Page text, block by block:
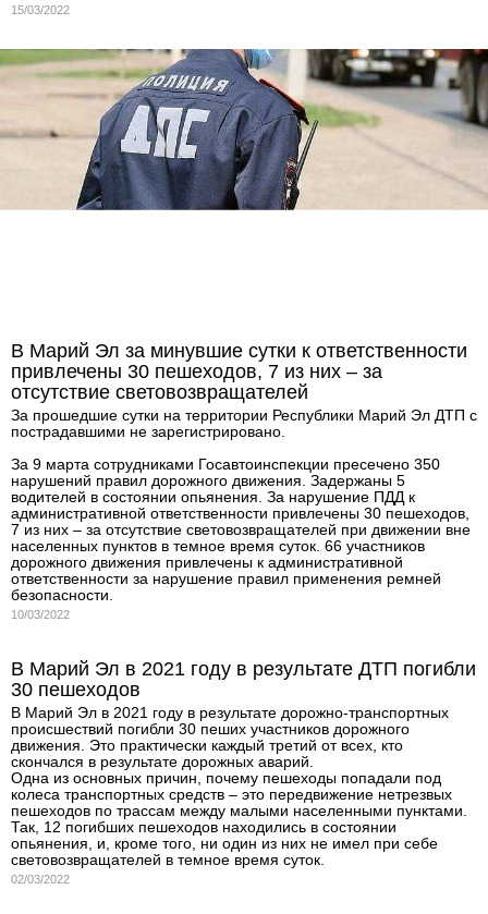
15/03/2022
В Марий Эл за минувшие сутки к ответственности
привлечены 30 пешеходов, 7 из них – за
отсутствие световозвращателей
За прошедшие сутки на территории Республики Марий Эл ДТП с
пострадавшими не зарегистрировано.
За 9 марта сотрудниками Госавтоинспекции пресечено 350
нарушений правил дорожного движения. Задержаны 5
водителей в состоянии опьянения. За нарушение ПДД к
административной ответственности привлечены 30 пешеходов,
7 из них – за отсутствие световозвращателей при движении вне
населенных пунктов в темное время суток. 66 участников
дорожного движения привлечены к административной
ответственности за нарушение правил применения ремней
безопасности.
10/03/2022
В Марий Эл в 2021 году в результате ДТП погибли
30 пешеходов
В Марий Эл в 2021 году в результате дорожно-транспортных
происшествий погибли 30 пеших участников дорожного
движения. Это практически каждый третий от всех, кто
скончался в результате дорожных аварий.
Одна из основных причин, почему пешеходы попадали под
колеса транспортных средств – это передвижение нетрезвых
пешеходов по трассам между малыми населенными пунктами.
Так, 12 погибших пешеходов находились в состоянии
опьянения, и, кроме того, ни один из них не имел при себе
световозвращателей в темное время суток.
02/03/2022